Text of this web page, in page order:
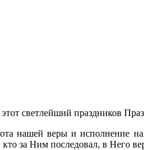
светлейший праздни­ков
нашей веры и исполнение
за Ним последовал, в Него